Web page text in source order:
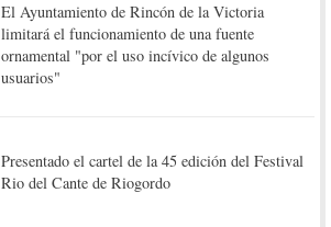
El Ayuntamiento de Rincón de la Victoria
limitará el funcionamiento de una fuente
ornamental "por el uso incívico de algunos
usuarios"
Presentado el cartel de la 45 edición del Festival
Rio del Cante de Riogordo